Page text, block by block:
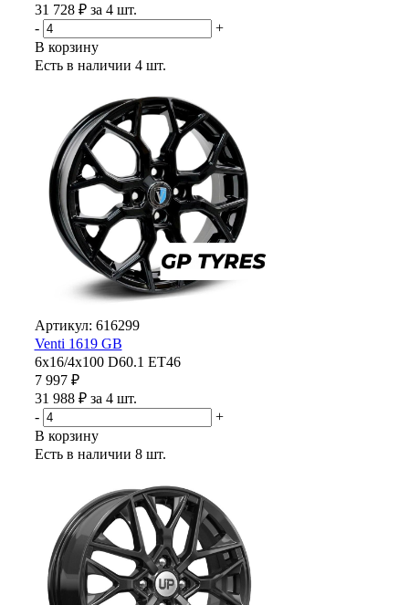
31 728 ₽ за 4 шт.
-
+
В корзину
Есть в наличии 4 шт.
Артикул: 616299
Venti 1619 GB
6x16/4x100 D60.1 ET46
7 997 ₽
31 988 ₽ за 4 шт.
-
+
В корзину
Есть в наличии 8 шт.